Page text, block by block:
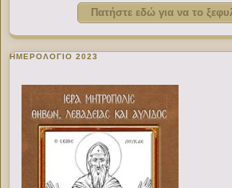
Πατήστε εδώ για να το
ΗΜΕΡΟΛΟΓΙΟ 2023